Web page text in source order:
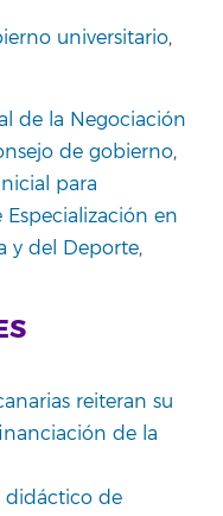
universitario,
de la Negociación
de gobierno,
para
en
y del Deporte,
reiteran su
de la
didáctico de